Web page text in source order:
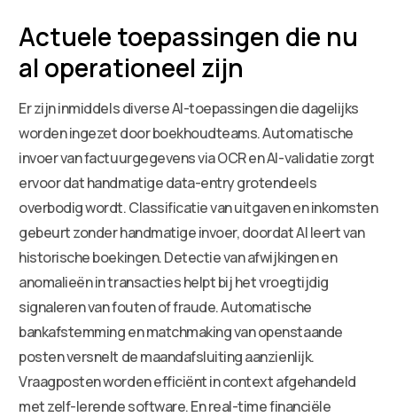
Actuele toepassingen die nu
al operationeel zijn
Er zijn inmiddels diverse AI-toepassingen die dagelijks
worden ingezet door boekhoudteams. Automatische
invoer van factuurgegevens via OCR en AI-validatie zorgt
ervoor dat handmatige data-entry grotendeels
overbodig wordt. Classificatie van uitgaven en inkomsten
gebeurt zonder handmatige invoer, doordat AI leert van
historische boekingen. Detectie van afwijkingen en
anomalieën in transacties helpt bij het vroegtijdig
signaleren van fouten of fraude. Automatische
bankafstemming en matchmaking van openstaande
posten versnelt de maandafsluiting aanzienlijk.
Vraagposten worden efficiënt in context afgehandeld
met zelf-lerende software. En real-time financiële